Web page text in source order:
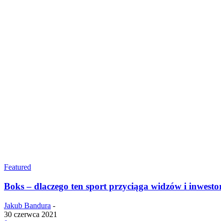
Featured
Boks – dlaczego ten sport przyciąga widzów i
Jakub Bandura -
30 czerwca 2021